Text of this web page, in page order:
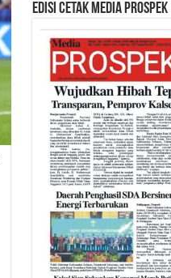
Edisi Cetak Media Prospek